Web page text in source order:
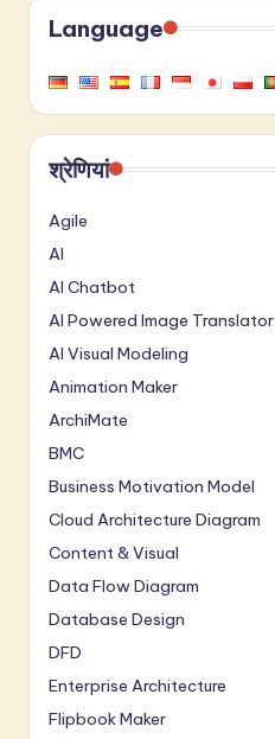
Language
श्रेणियां
Agile
AI
AI Chatbot
AI Powered Image Translator
AI Visual Modeling
Animation Maker
ArchiMate
BMC
Business Motivation Model
Cloud Architecture Diagram
Content & Visual
Data Flow Diagram
Database Design
DFD
Enterprise Architecture
Flipbook Maker